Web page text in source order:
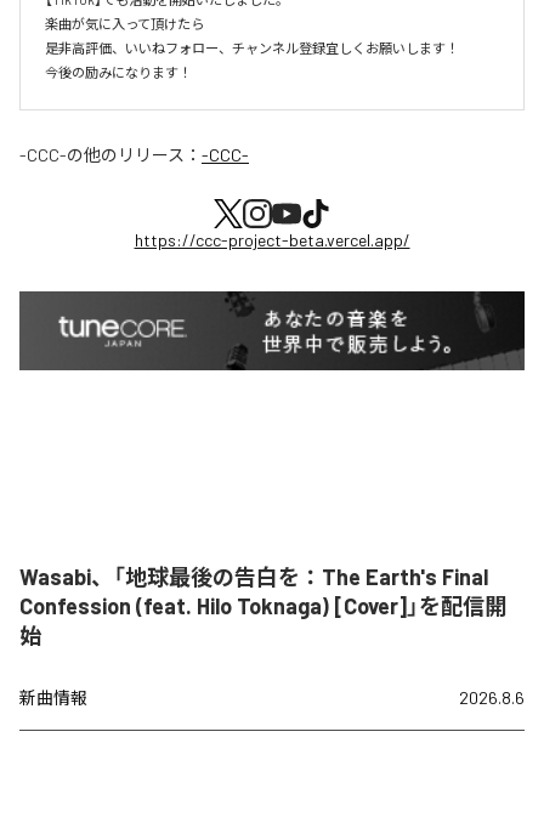
楽曲が気に入って頂けたら
是非高評価、いいねフォロー、チャンネル登録宜しくお願いします！
今後の励みになります！
-CCC-の他のリリース： -CCC-
https://ccc-project-beta.vercel.app/
Wasabi、「地球最後の告白を：The Earth's Final
Confession (feat. Hilo Toknaga) [Cover]」を配信開
始
新曲情報 2026.8.6